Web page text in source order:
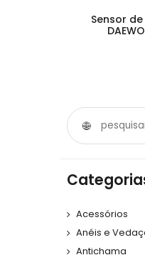
Sensor
Acessórios
Anéis e
Antichama